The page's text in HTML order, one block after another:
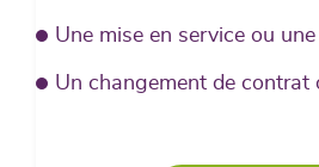
Une mise en service ou
Un changement de contrat